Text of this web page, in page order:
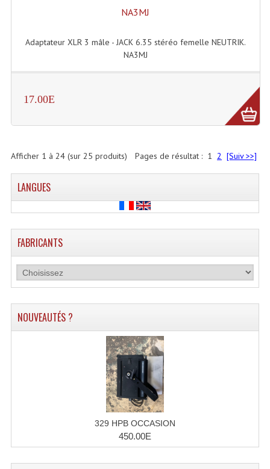
NA3MJ
Adaptateur XLR 3 mâle - JACK 6.35 stéréo femelle NEUTRIK.
NA3MJ
17.00E
Pages de résultat : 1 2 [Suiv >>]
Afficher 1 à 24(sur 25 produits)
LANGUES
FABRICANTS
NOUVEAUTÉS ?
329 HPB OCCASION
450.00E